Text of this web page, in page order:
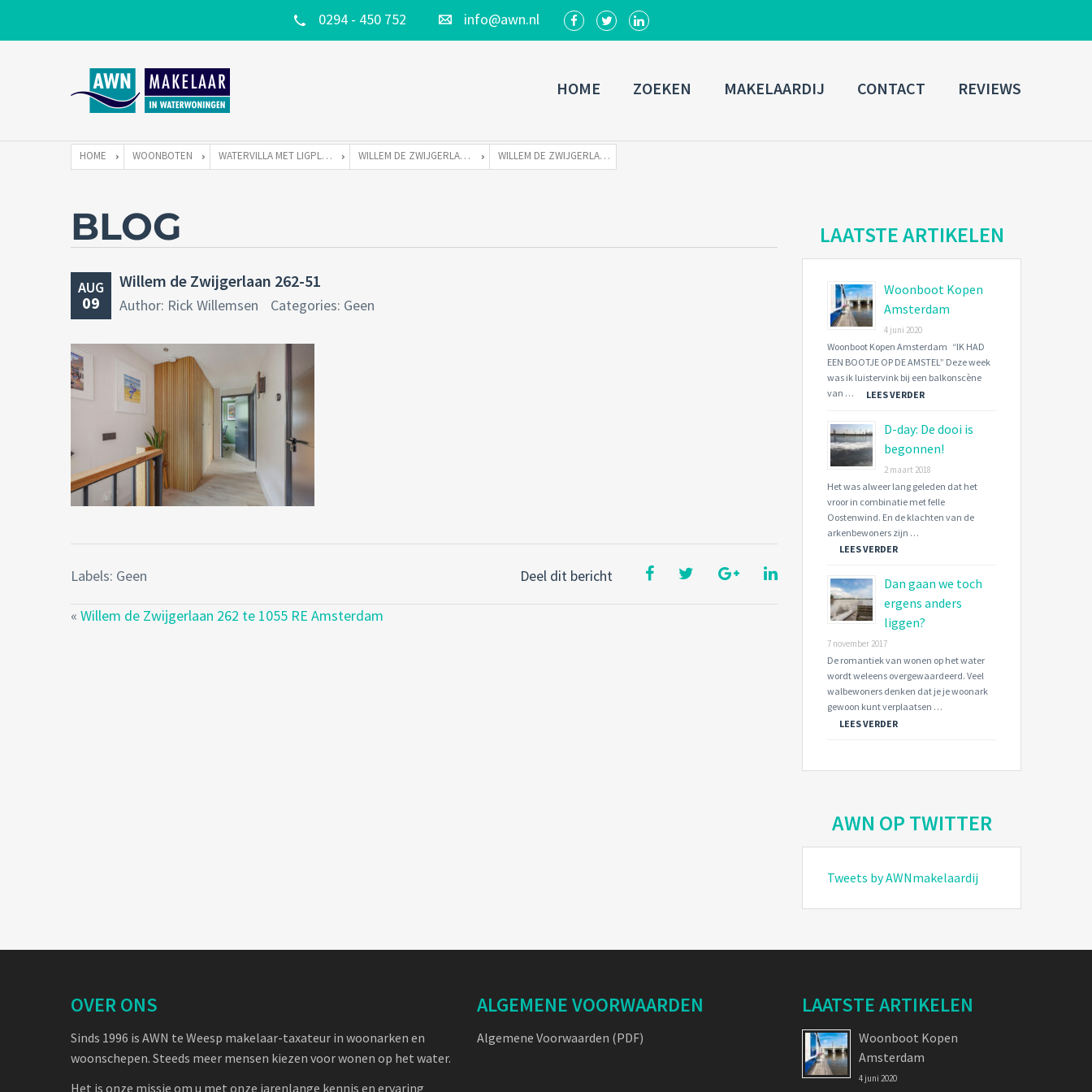
0294 - 450 752 info@awn.nl
Username
Connect with:
Forgot
password? SIGN IN
Remember me
HOME ZOEKEN MAKELAARDIJ CONTACT REVIEWS
HOME WOONBOTEN WATERVILLA MET LIGPLAATS WILLEM DE ZWIJGERLAAN 262 TE 1055 RE AMSTERDAM WILLEM DE ZWIJGERLAAN 262-51
BLOG
AUG
09
Willem de Zwijgerlaan 262-51
Author: Rick Willemsen Categories: Geen
Deel dit bericht
Labels: Geen
« Willem de Zwijgerlaan 262 te 1055 RE Amsterdam
LAATSTE ARTIKELEN
Woonboot Kopen
Amsterdam
4 juni 2020
Woonboot Kopen Amsterdam “IK HAD
EEN BOOTJE OP DE AMSTEL” Deze week
was ik luistervink bij een balkonscène
van …
LEES VERDER
D-day: De dooi is
begonnen!
2 maart 2018
Het was alweer lang geleden dat het
vroor in combinatie met felle
Oostenwind. En de klachten van de
arkenbewoners zijn …
LEES VERDER
Dan gaan we toch
ergens anders
liggen?
7 november 2017
De romantiek van wonen op het water
wordt weleens overgewaardeerd. Veel
walbewoners denken dat je je woonark
gewoon kunt verplaatsen …
LEES VERDER
AWN OP TWITTER
Tweets by AWNmakelaardij
OVER ONS
Sinds 1996 is AWN te Weesp makelaar-taxateur in woonarken en
woonschepen. Steeds meer mensen kiezen voor wonen op het water.
Het is onze missie om u met onze jarenlange kennis en ervaring
ALGEMENE VOORWAARDEN
Algemene Voorwaarden (PDF)
LAATSTE ARTIKELEN
Woonboot Kopen
Amsterdam
4 juni 2020